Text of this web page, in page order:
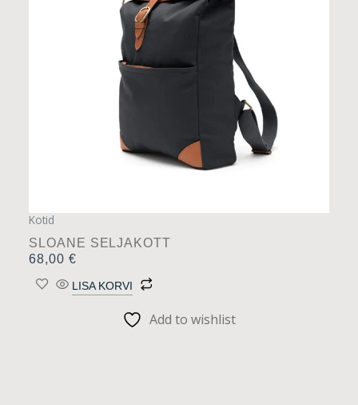
Kotid
SLOANE SELJAKOTT
68,00 €
LISA KORVI
Add to wishlist